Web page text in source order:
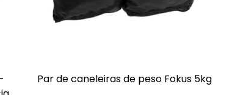
Par de caneleiras de peso Fokus 5kg